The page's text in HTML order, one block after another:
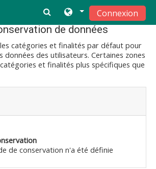
Connexion
de données
catégories et finalités par défaut pour
données des utilisateurs. Certaines zones
et finalités plus spécifiques que
de conservation n'a été définie